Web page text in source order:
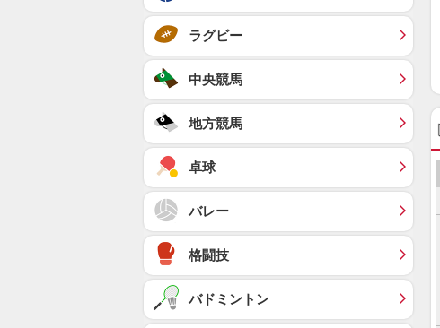
ラグビー
中央競馬
地方競馬
卓球
バレー
格闘技
バドミントン